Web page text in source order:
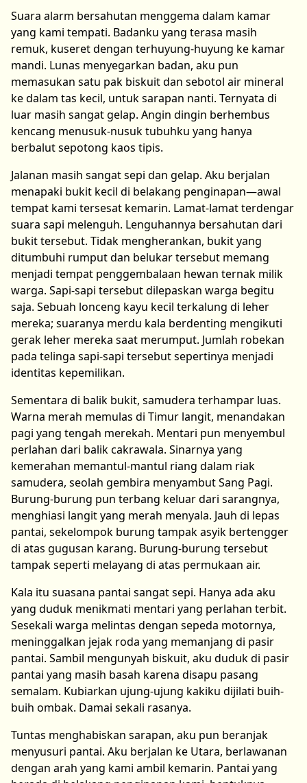
Suara alarm bersahutan menggema dalam kamar
yang kami tempati. Badanku yang terasa masih
remuk, kuseret dengan terhuyung-huyung ke kamar
mandi. Lunas menyegarkan badan, aku pun
memasukan satu pak biskuit dan sebotol air mineral
ke dalam tas kecil, untuk sarapan nanti. Ternyata di
luar masih sangat gelap. Angin dingin berhembus
kencang menusuk-nusuk tubuhku yang hanya
berbalut sepotong kaos tipis.
Jalanan masih sangat sepi dan gelap. Aku berjalan
menapaki bukit kecil di belakang penginapan—awal
tempat kami tersesat kemarin. Lamat-lamat terdengar
suara sapi melenguh. Lenguhannya bersahutan dari
bukit tersebut. Tidak mengherankan, bukit yang
ditumbuhi rumput dan belukar tersebut memang
menjadi tempat penggembalaan hewan ternak milik
warga. Sapi-sapi tersebut dilepaskan warga begitu
saja. Sebuah lonceng kayu kecil terkalung di leher
mereka; suaranya merdu kala berdenting mengikuti
gerak leher mereka saat merumput. Jumlah robekan
pada telinga sapi-sapi tersebut sepertinya menjadi
identitas kepemilikan.
Sementara di balik bukit, samudera terhampar luas.
Warna merah memulas di Timur langit, menandakan
pagi yang tengah merekah. Mentari pun menyembul
perlahan dari balik cakrawala. Sinarnya yang
kemerahan memantul-mantul riang dalam riak
samudera, seolah gembira menyambut Sang Pagi.
Burung-burung pun terbang keluar dari sarangnya,
menghiasi langit yang merah menyala. Jauh di lepas
pantai, sekelompok burung tampak asyik bertengger
di atas gugusan karang. Burung-burung tersebut
tampak seperti melayang di atas permukaan air.
Kala itu suasana pantai sangat sepi. Hanya ada aku
yang duduk menikmati mentari yang perlahan terbit.
Sesekali warga melintas dengan sepeda motornya,
meninggalkan jejak roda yang memanjang di pasir
pantai. Sambil mengunyah biskuit, aku duduk di pasir
pantai yang masih basah karena disapu pasang
semalam. Kubiarkan ujung-ujung kakiku dijilati buih-
buih ombak. Damai sekali rasanya.
Tuntas menghabiskan sarapan, aku pun beranjak
menyusuri pantai. Aku berjalan ke Utara, berlawanan
dengan arah yang kami ambil kemarin. Pantai yang